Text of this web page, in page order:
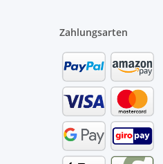
Zahlungsarten